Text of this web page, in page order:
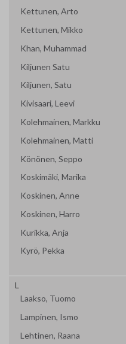
Kettunen, Arto
Kettunen, Mikko
Khan, Muhammad
Kiljunen Satu
Kiljunen, Satu
Kivisaari, Leevi
Kolehmainen, Markku
Kolehmainen, Matti
Könönen, Seppo
Koskimäki, Marika
Koskinen, Anne
Koskinen, Harro
Kurikka, Anja
Kyrö, Pekka
L
Laakso, Tuomo
Lampinen, Ismo
Lehtinen, Raana